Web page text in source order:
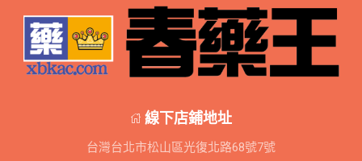
線下店鋪地址
台灣台北市松山區光復北路68號7號